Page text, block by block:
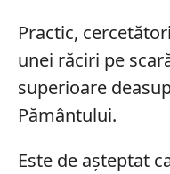
Practic,
unei răciri pe
superioare
Pământului.
Este de așteptat